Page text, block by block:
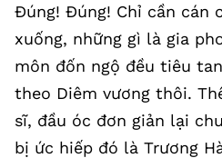
Đúng! Đúng! Chỉ cần cán
xuống, những gì là gia
môn đốn ngộ đều tiêu
theo Diêm vương thôi.
sĩ, đầu óc đơn giản lại
bị ức hiếp đó là Trương